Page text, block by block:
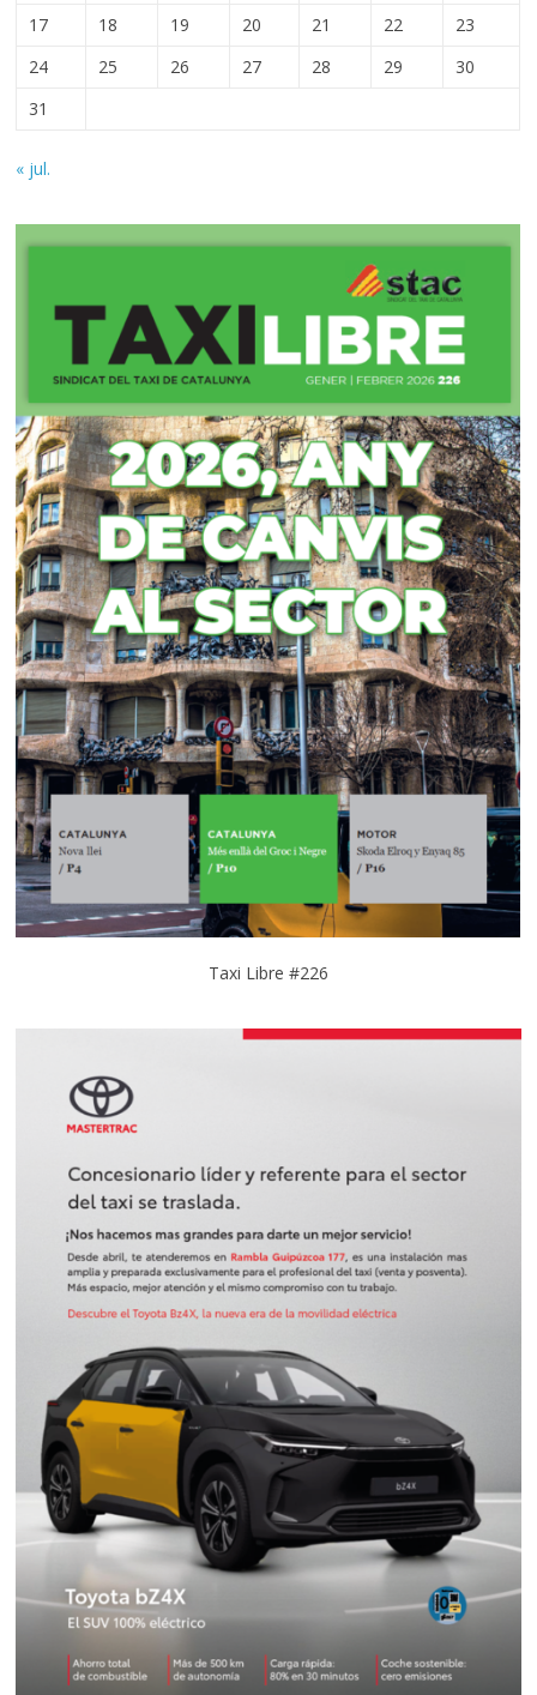
17
18 19 20 21 22
23
24
25 26 27 28 29
30
31
« jul.
Taxi Libre #226